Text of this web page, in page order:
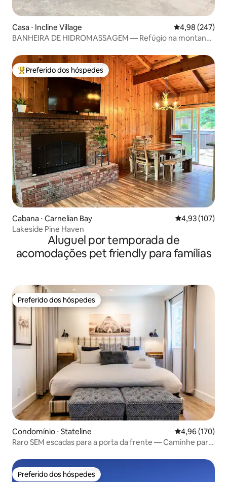
Casa ⋅ Incline Village 4,98 de uma
4,98 (247)
BANHEIRA DE HIDROMASSAGEM — Refúgio na montanha
Entre os melhores preferidos dos hóspedes
Preferido dos hóspedes
Cabana ⋅ Carnelian Bay 4,93 de uma
4,93 (107)
Lakeside Pine Haven
Aluguel por temporada de
acomodações pet friendly para famílias
Preferido dos hóspedes
Preferido dos hóspedes
Condomínio ⋅ Stateline 4,96 de uma
4,96 (170)
Raro SEM escadas para a porta da frente — Caminhe para
Preferido dos hóspedes
Preferido dos hóspedes